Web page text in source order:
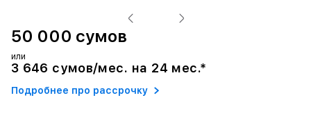
50 000 сумов
или
3 646 сумов/мес. на 24 мес.*
Подробнее про рассрочку